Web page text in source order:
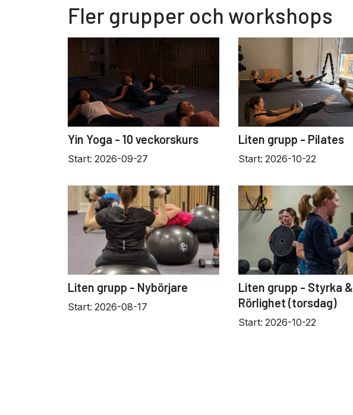
Fler grupper och workshops
Yin Yoga - 10 veckorskurs
Start: 2026-09-27
Liten grupp - Pilates
Start: 2026-10-22
Liten grupp - Nybörjare
Start: 2026-08-17
Liten grupp - Styrka &
Rörlighet (torsdag)
Start: 2026-10-22